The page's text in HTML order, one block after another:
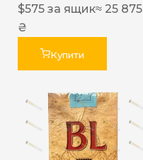
$575 за ящик≈ 25 875
₴
Купити